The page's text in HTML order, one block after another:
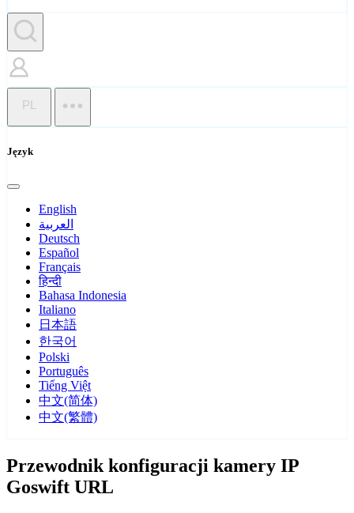
PL
Język
English
العربية
Deutsch
Español
Français
हिन्दी
Bahasa Indonesia
Italiano
日本語
한국어
Polski
Português
Tiếng Việt
中文(简体)
中文(繁體)
Przewodnik konfiguracji kamery IP
Goswift URL